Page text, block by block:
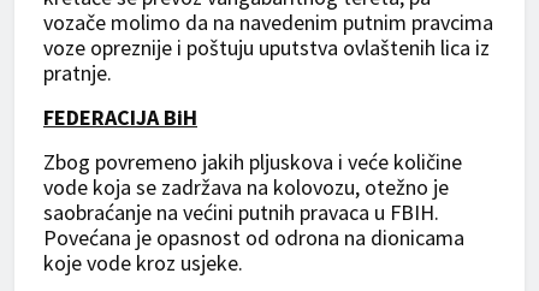
vozače molimo da na navedenim putnim pravcima
voze opreznije i poštuju uputstva ovlaštenih lica iz
pratnje.
FEDERACIJA BiH
Zbog povremeno jakih pljuskova i veće količine
vode koja se zadržava na kolovozu, otežno je
saobraćanje na većini putnih pravaca u FBIH.
Povećana je opasnost od odrona na dionicama
koje vode kroz usjeke.